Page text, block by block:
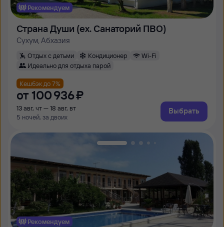
Рекомендуем
Страна Души (ex. Cанаторий ПВО)
Сухум, Абхазия
Отдых с детьми Кондиционер
Wi-Fi
Идеально для отдыха парой
Кешбэк до 7%
от 100 ⁠936 ⁠₽
13 авг, чт — 18 авг, вт
5 ночей, за двоих
Выбрать
Рекомендуем